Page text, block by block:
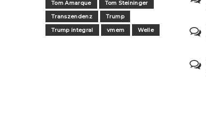
Tom Amarque
Tom Steininger
Transzendenz
Trump
Trump integral
vmem Welle